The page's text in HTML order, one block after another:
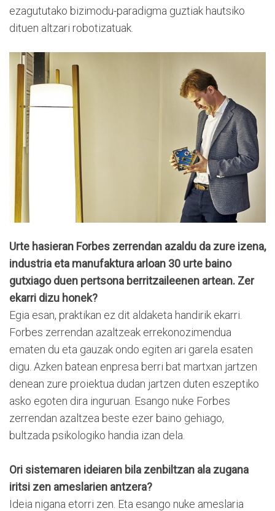
ezagututako bizimodu-paradigma guztiak hautsiko
dituen altzari robotizatuak.
Urte hasieran Forbes zerrendan azaldu da zure izena,
industria eta manufaktura arloan 30 urte baino
gutxiago duen pertsona berritzaileenen artean. Zer
ekarri dizu honek?
Egia esan, praktikan ez dit aldaketa handirik ekarri.
Forbes zerrendan azaltzeak errekonozimendua
ematen du eta gauzak ondo egiten ari garela esaten
digu. Azken batean enpresa berri bat martxan jartzen
denean zure proiektua dudan jartzen duten eszeptiko
asko egoten dira inguruan. Esango nuke Forbes
zerrendan azaltzea beste ezer baino gehiago,
bultzada psikologiko handia izan dela.
Ori sistemaren ideiaren bila zenbiltzan ala zugana
iritsi zen ameslarien antzera?
Ideia nigana etorri zen. Eta esango nuke ameslaria